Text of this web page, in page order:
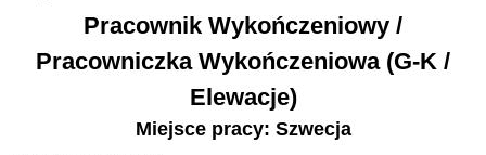
Pracownik Wykończeniowy /
Pracowniczka Wykończeniowa (G-K /
Elewacje)
Miejsce pracy: Szwecja